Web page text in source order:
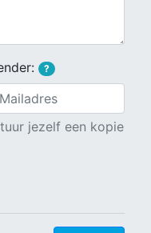
?
jezelf een kopie